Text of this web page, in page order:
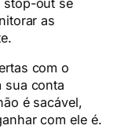
stop-out se
as
com o
sua conta
é sacável,
com ele é.